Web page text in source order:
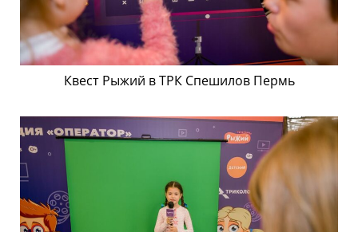
Квест Рыжий в ТРК Спешилов Пермь